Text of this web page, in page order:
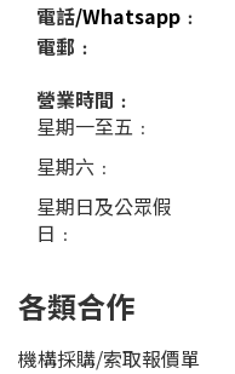
電話/Whatsapp ﹕
電郵﹕
營業時間﹕
星期一至五﹕
星期六﹕
星期日及公眾假
日﹕
各類合作
機構採購/索取報價單